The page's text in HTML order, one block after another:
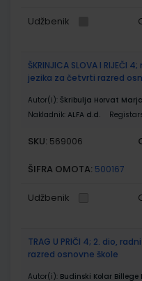
Udžbenik
ŠKRINJICA SLOVA I
jezika za četvrti razred
Autor(i): Škribulja Horvat
Nakladnik: ALFA d.d.
SKU: 569006
ŠIFRA OMOTA: 500167
Udžbenik
TRAG U PRIČI 4; 2. dio,
razred osnovne škole
Autor(i): Budinski Kolar